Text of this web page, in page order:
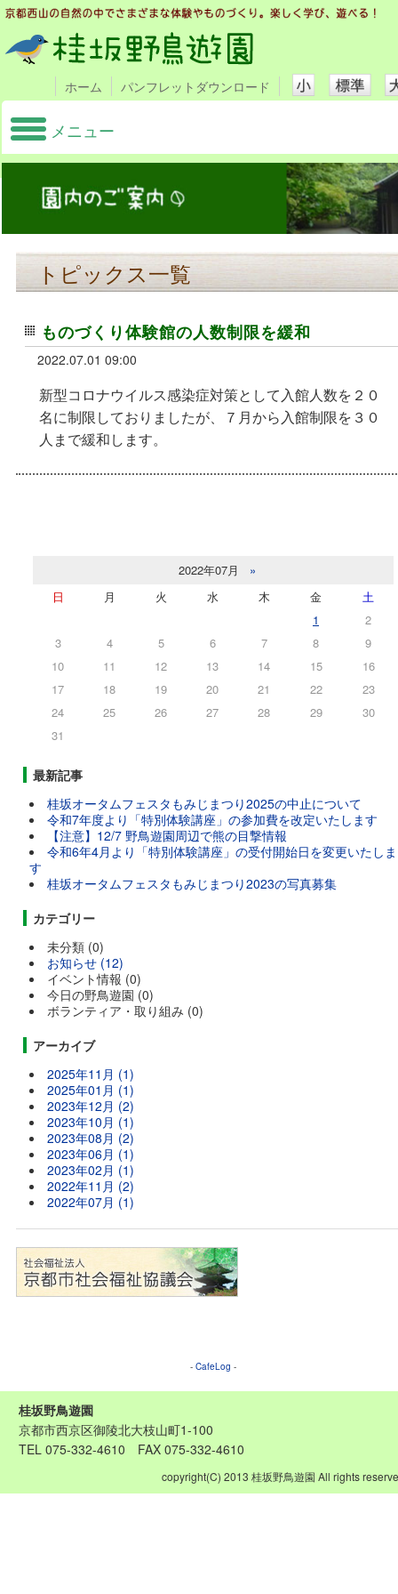
ホーム パンフレットダウンロード
メニュー
トピックス一覧
ものづくり体験館の人数制限を緩和
2022.07.01 09:00
新型コロナウイルス感染症対策として入館人数を２０
名に制限しておりましたが、７月から入館制限を３０
人まで緩和します。
2022年07月
»
日
月 火 水 木 金
土
1
2
3
4 5 6 7 8
9
10
11 12 13 14 15
16
17
18 19 20 21 22
23
24
25 26 27 28 29
30
31
最新記事
桂坂オータムフェスタもみじまつり2025の中止について
令和7年度より「特別体験講座」の参加費を改定いたします
【注意】12/7 野鳥遊園周辺で熊の目撃情報
令和6年4月より「特別体験講座」の受付開始日を変更いたしま
す
桂坂オータムフェスタもみじまつり2023の写真募集
カテゴリー
未分類 (0)
お知らせ (12)
イベント情報 (0)
今日の野鳥遊園 (0)
ボランティア・取り組み (0)
アーカイブ
2025年11月 (1)
2025年01月 (1)
2023年12月 (2)
2023年10月 (1)
2023年08月 (2)
2023年06月 (1)
2023年02月 (1)
2022年11月 (2)
2022年07月 (1)
- CafeLog -
桂坂野鳥遊園
京都市西京区御陵北大枝山町1-100
TEL 075-332-4610 FAX 075-332-4610
copyright(C) 2013 桂坂野鳥遊園 All rights